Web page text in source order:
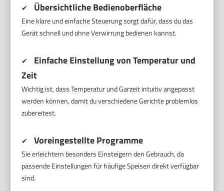
✔ Übersichtliche Bedienoberfläche
Eine klare und einfache Steuerung sorgt dafür, dass du das
Gerät schnell und ohne Verwirrung bedienen kannst.
✔
Einfache Einstellung von Temperatur und
Zeit
Wichtig ist, dass Temperatur und Garzeit intuitiv angepasst
werden können, damit du verschiedene Gerichte problemlos
zubereitest.
✔ Voreingestellte Programme
Sie erleichtern besonders Einsteigern den Gebrauch, da
passende Einstellungen für häufige Speisen direkt verfügbar
sind.